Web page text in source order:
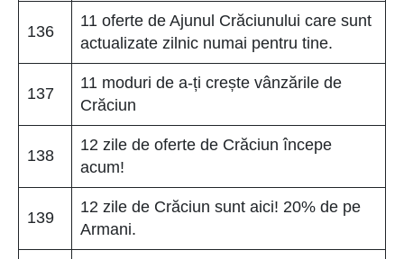
136
11 oferte de Ajunul Crăciunului care sunt
actualizate zilnic numai pentru tine.
137
11 moduri de a-ți crește vânzările de
Crăciun
138
12 zile de oferte de Crăciun începe
acum!
139
12 zile de Crăciun sunt aici! 20% de pe
Armani.